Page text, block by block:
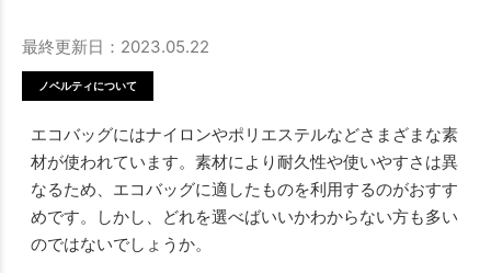
最終更新日：2023.05.22
ノベルティについて
エコバッグにはナイロンやポリエステルなどさまざまな素
材が使われています。素材により耐久性や使いやすさは異
なるため、エコバッグに適したものを利用するのがおすす
めです。しかし、どれを選べばいいかわからない方も多い
のではないでしょうか。